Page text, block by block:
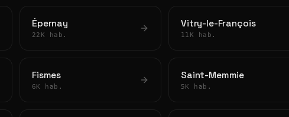
Épernay
22K hab.
Vitry-le-François
11K hab.
Fismes
6K hab.
Saint-Memmie
5K hab.